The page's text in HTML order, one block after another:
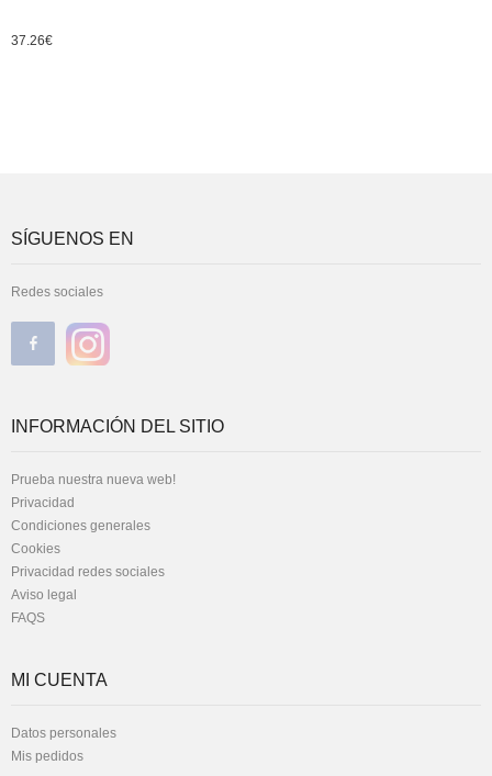
37.26€
SÍGUENOS EN
Redes sociales
INFORMACIÓN DEL SITIO
Prueba nuestra nueva web!
Privacidad
Condiciones generales
Cookies
Privacidad redes sociales
Aviso legal
FAQS
MI CUENTA
Datos personales
Mis pedidos